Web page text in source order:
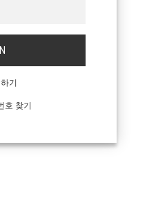
기
호 찾기